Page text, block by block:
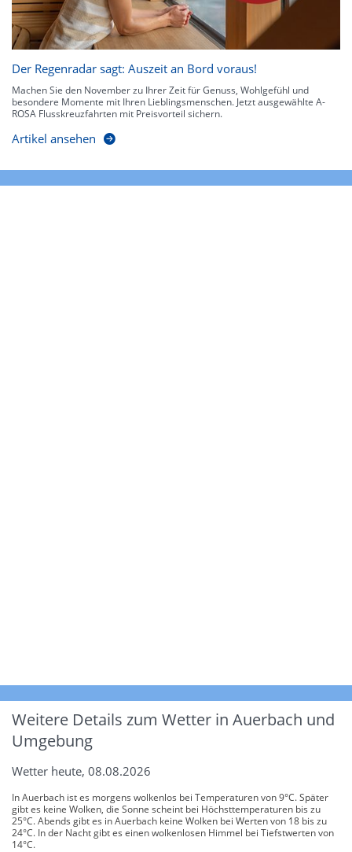
Der Regenradar sagt: Auszeit an Bord voraus!
Machen Sie den November zu Ihrer Zeit für Genuss, Wohlgefühl und
besondere Momente mit Ihren Lieblingsmenschen. Jetzt ausgewählte A-
ROSA Flusskreuzfahrten mit Preisvorteil sichern.
Artikel ansehen
Weitere Details zum Wetter in Auerbach und
Umgebung
Wetter heute, 08.08.2026
In Auerbach ist es morgens wolkenlos bei Temperaturen von 9°C. Später
gibt es keine Wolken, die Sonne scheint bei Höchsttemperaturen bis zu
25°C. Abends gibt es in Auerbach keine Wolken bei Werten von 18 bis zu
24°C. In der Nacht gibt es einen wolkenlosen Himmel bei Tiefstwerten von
14°C.